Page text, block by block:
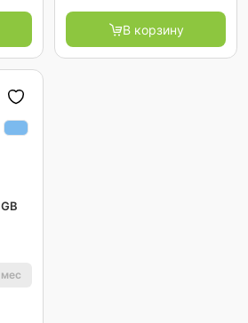
В корзину